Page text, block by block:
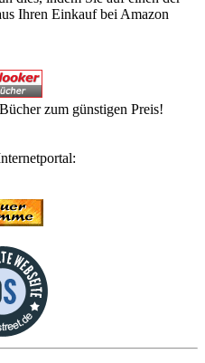
Ihren Einkauf bei Amazon
zum günstigen Preis!